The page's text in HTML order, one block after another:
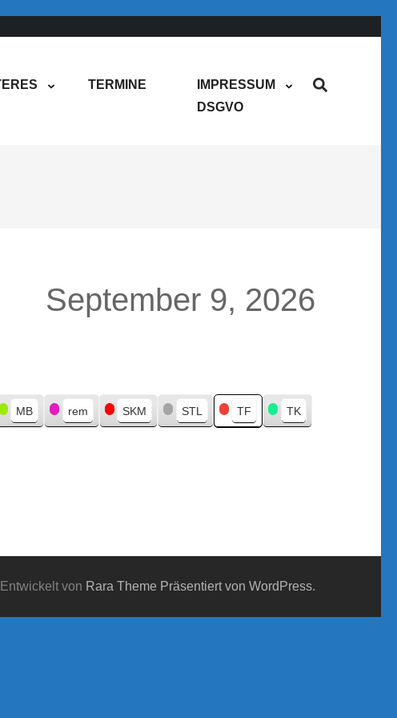
TERMINE
IMPRESSUM
DSGVO
September 9, 2026
MB rem SKM STL TF TK
von Rara Theme Präsentiert von WordPress.